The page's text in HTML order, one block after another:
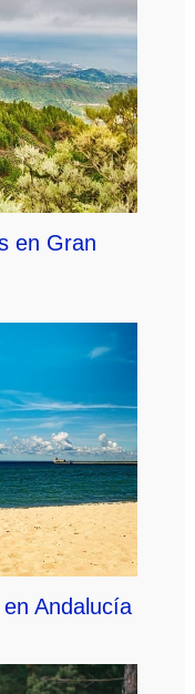
en Gran
Andalucía